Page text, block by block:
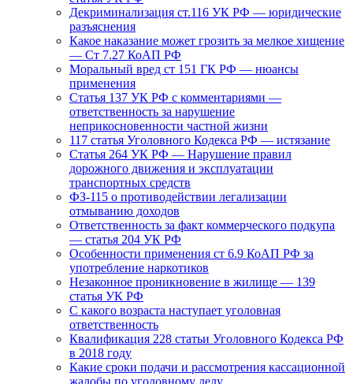
Декриминализация ст.116 УК РФ — юридические
разъяснения
Какое наказание может грозить за мелкое хищение
— Ст 7.27 КоАП РФ
Моральный вред ст 151 ГК РФ — нюансы
применения
Статья 137 УК РФ с комментариями —
ответственность за нарушение
неприкосновенности частной жизни
117 статья Уголовного Кодекса РФ — истязание
Статья 264 УК РФ — Нарушение правил
дорожного движения и эксплуатации
транспортных средств
ФЗ-115 о противодействии легализации
отмыванию доходов
Ответственность за факт коммерческого подкупа
— статья 204 УК РФ
Особенности применения ст 6.9 КоАП РФ за
употребление наркотиков
Незаконное проникновение в жилище — 139
статья УК РФ
С какого возраста наступает уголовная
ответственность
Квалификация 228 статьи Уголовного Кодекса РФ
в 2018 году
Какие сроки подачи и рассмотрения кассационной
жалобы по уголовному делу